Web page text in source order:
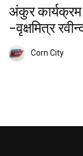
अंकुर कार्यक्रम
-वृक्षमित्र
Corn City